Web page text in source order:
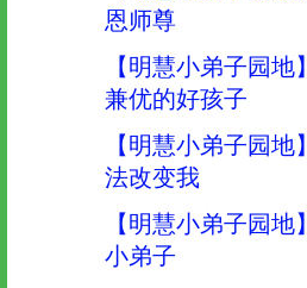
恩师尊
【明慧小弟子园
兼优的好孩子
【明慧小弟子园
法改变我
【明慧小弟子园
小弟子